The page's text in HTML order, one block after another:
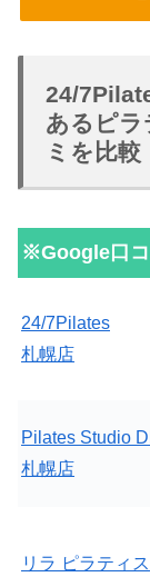
24/
あるピラ
ミを比較
※Google口
24/7Pilates
札幌店
Pilates Studio
札幌店
リラ ピラティス